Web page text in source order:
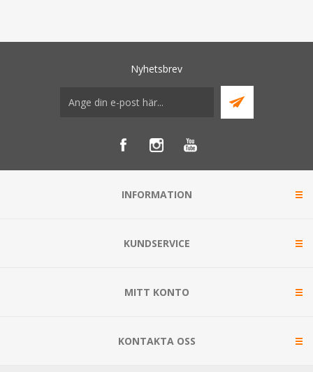
Nyhetsbrev
INFORMATION
KUNDSERVICE
MITT KONTO
KONTAKTA OSS